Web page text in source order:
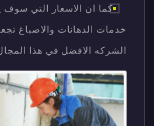
كما ان الاسعار التي سوف
خدمات الدهانات والاصباغ
الشركه الافضل في هذا المجال.